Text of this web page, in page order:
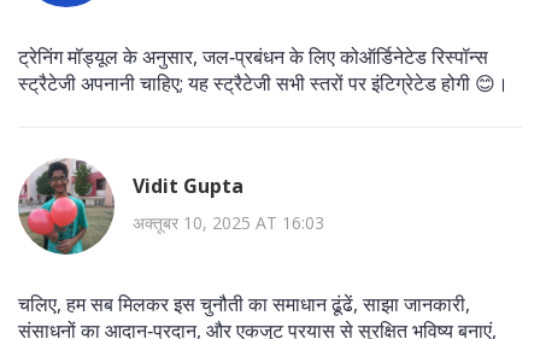
ट्रेनिंग मॉड्यूल के अनुसार, जल‑प्रबंधन के लिए कोऑर्डिनेटेड रिस्पॉन्स
स्ट्रैटेजी अपनानी चाहिए; यह स्ट्रैटेजी सभी स्तरों पर इंटिग्रेटेड होगी 😊।
Vidit Gupta
अक्तूबर 10, 2025 AT 16:03
चलिए, हम सब मिलकर इस चुनौती का समाधान ढूंढें, साझा जानकारी,
संसाधनों का आदान‑प्रदान, और एकजुट प्रयास से सुरक्षित भविष्य बनाएं,